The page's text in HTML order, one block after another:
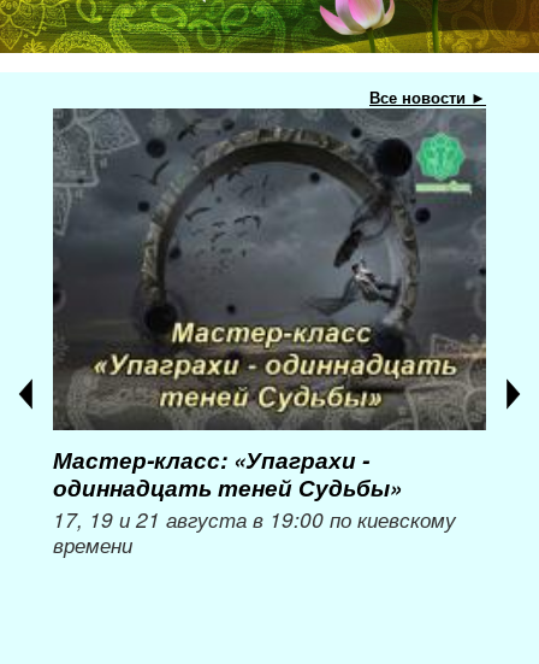
Все новости ►
Мастер-класс: «Упаграхи -
одиннадцать теней Судьбы»
17, 19 и 21 августа в 19:00 по киевскому
времени